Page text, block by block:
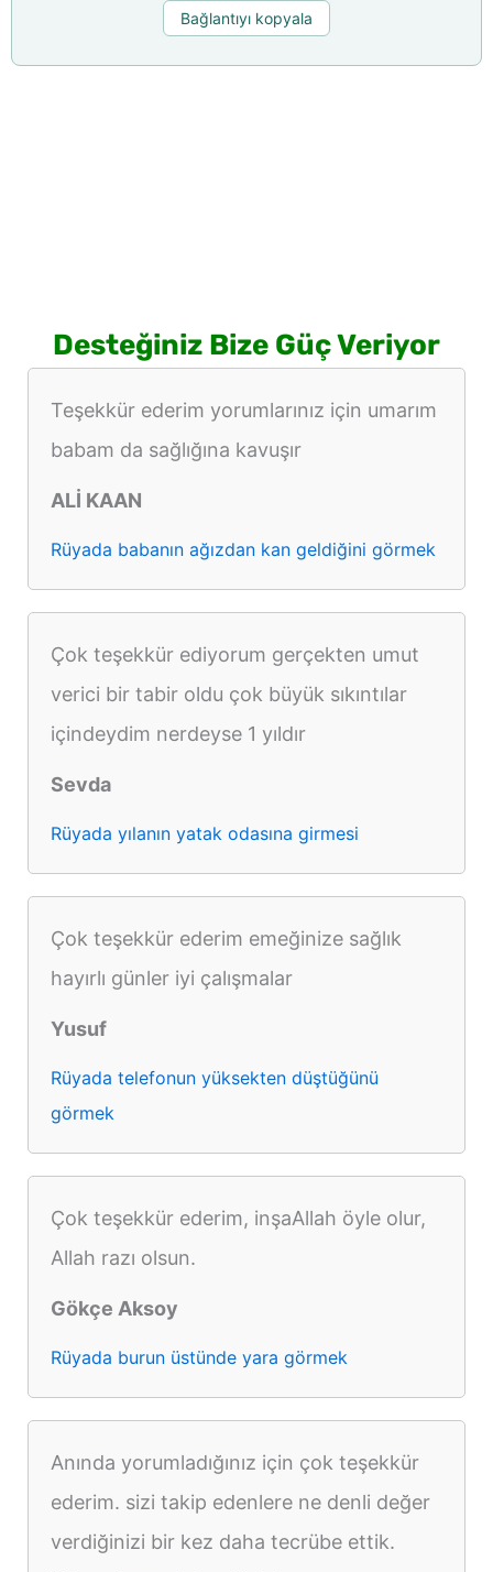
Bağlantıyı kopyala
Desteğiniz Bize Güç Veriyor
Teşekkür ederim yorumlarınız için umarım
babam da sağlığına kavuşır
ALİ KAAN
Rüyada babanın ağızdan kan geldiğini görmek
Çok teşekkür ediyorum gerçekten umut
verici bir tabir oldu çok büyük sıkıntılar
içindeydim nerdeyse 1 yıldır
Sevda
Rüyada yılanın yatak odasına girmesi
Çok teşekkür ederim emeğinize sağlık
hayırlı günler iyi çalışmalar
Yusuf
Rüyada telefonun yüksekten düştüğünü
görmek
Çok teşekkür ederim, inşaAllah öyle olur,
Allah razı olsun.
Gökçe Aksoy
Rüyada burun üstünde yara görmek
Anında yorumladığınız için çok teşekkür
ederim. sizi takip edenlere ne denli değer
verdiğinizi bir kez daha tecrübe ettik.